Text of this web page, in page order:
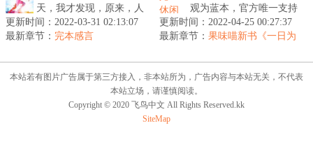
天，我才发现，原来，人
生有另一种选择！...
更新时间：2022-03-31 02:13:07
最新章节： 完本感言
观为蓝本，官方唯一支持
小说】作为一个岁光荣退
休的封神玩家，陈谦回到
更新时间：2022-04-25 00:27:37
最新章节： 果味喵新书《一日为
本站若有图片广告属于第三方接入，非本站所为，广告内容与本站无关，不代表
本站立场，请谨慎阅读。
Copyright © 2020 飞鸟中文 All Rights Reserved.kk
SiteMap